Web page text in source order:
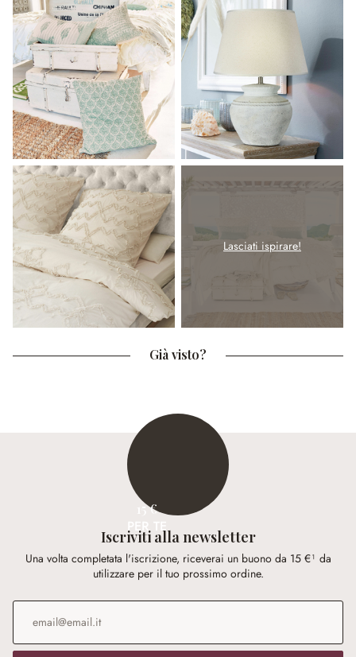
Lasciati ispirare!
Già visto?
15 €
PER TE
Iscriviti alla newsletter
Una volta completata l'iscrizione, riceverai un buono da 15 €¹ da
utilizzare per il tuo prossimo ordine.
Indirizzo e-mail